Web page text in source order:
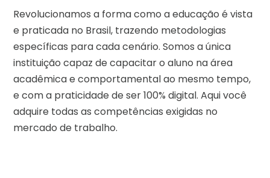
Revolucionamos a forma como a educação é vista
e praticada no Brasil, trazendo metodologias
específicas para cada cenário. Somos a única
instituição capaz de capacitar o aluno na área
acadêmica e comportamental ao mesmo tempo,
e com a praticidade de ser 100% digital. Aqui você
adquire todas as competências exigidas no
mercado de trabalho.